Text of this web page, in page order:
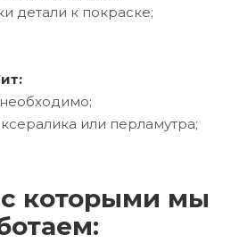
детали к покраске;
или перламутра;
которыми мы